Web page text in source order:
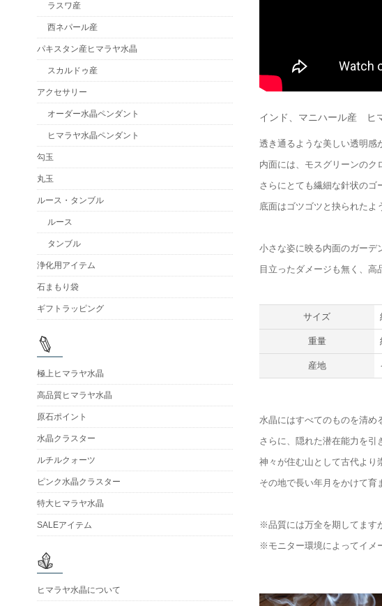
インド、マニハール産 ヒ
透き通るような美しい透明感
内面には、モスグリーンのク
さらにとても繊細な針状のゴ
底面はゴツゴツと抉られたよ
小さな姿に映る内面のガーデ
目立ったダメージも無く、高
サイズ
重量
産地
水晶にはすべてのものを清め
さらに、隠れた潜在能力を引
神々が住む山として古代より
その地で長い年月をかけて育
※品質には万全を期してます
※モニター環境によってイメ
ラスワ産
西ネパール産
パキスタン産ヒマラヤ水晶
スカルドゥ産
アクセサリー
オーダー水晶ペンダント
ヒマラヤ水晶ペンダント
勾玉
丸玉
ルース・タンブル
ルース
タンブル
浄化用アイテム
石まもり袋
ギフトラッピング
極上ヒマラヤ水晶
高品質ヒマラヤ水晶
原石ポイント
水晶クラスター
ルチルクォーツ
ピンク水晶クラスター
特大ヒマラヤ水晶
SALEアイテム
ヒマラヤ水晶について